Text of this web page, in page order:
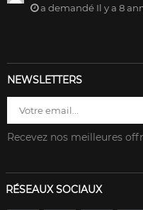
a demandé Il y a 8
NEWSLETTERS
Recevez nos meilleures
RÉSEAUX SOCIAUX